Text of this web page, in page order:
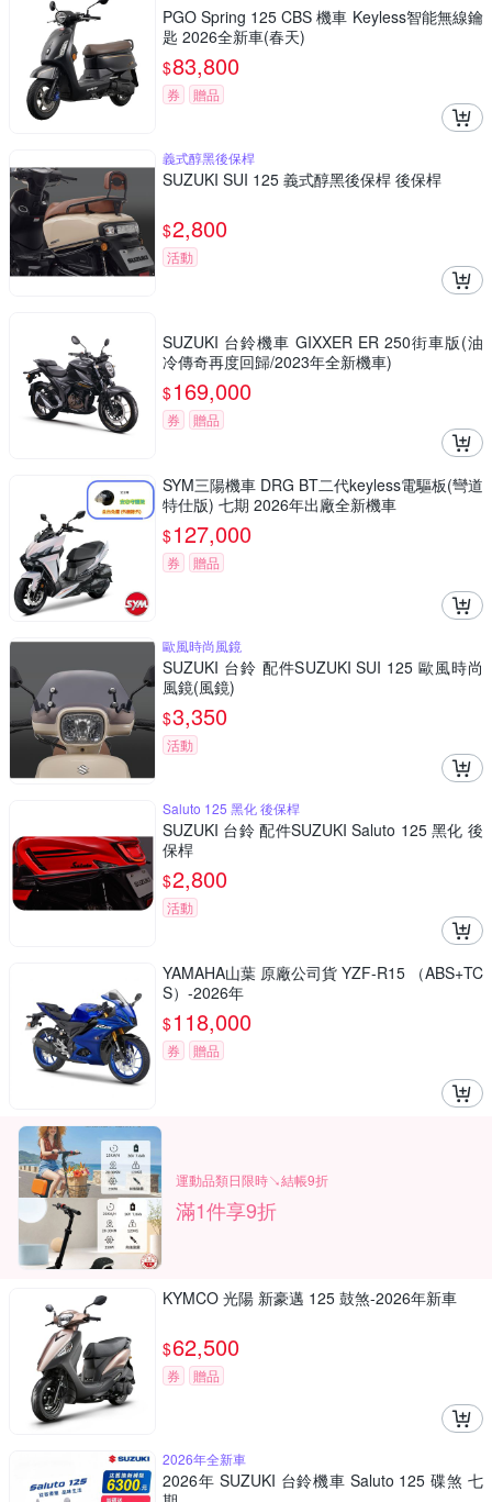
PGO Spring 125 CBS 機車 Keyless智能無線鑰
匙 2026全新車(春天)
$83,800
券 贈品
義式醇黑後保桿
SUZUKI SUI 125 義式醇黑後保桿 後保桿
$2,800
活動
SUZUKI 台鈴機車 GIXXER ER 250街車版(油
冷傳奇再度回歸/2023年全新機車)
$169,000
券 贈品
SYM三陽機車 DRG BT二代keyless電驅板(彎道
特仕版) 七期 2026年出廠全新機車
$127,000
券 贈品
歐風時尚風鏡
SUZUKI 台鈴 配件SUZUKI SUI 125 歐風時尚
風鏡(風鏡)
$3,350
活動
Saluto 125 黑化 後保桿
SUZUKI 台鈴 配件SUZUKI Saluto 125 黑化 後
保桿
$2,800
活動
YAMAHA山葉 原廠公司貨 YZF-R15 （ABS+TC
S）-2026年
$118,000
券 贈品
運動品類日限時↘結帳9折
滿1件享9折
KYMCO 光陽 新豪邁 125 鼓煞-2026年新車
$62,500
券 贈品
2026年全新車
2026年 SUZUKI 台鈴機車 Saluto 125 碟煞 七